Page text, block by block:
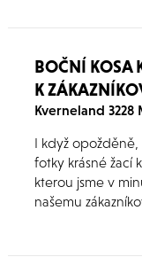
BOČNÍ KOSA
K
Kverneland
I když
fotky krásné žací
kterou jsme v
našemu